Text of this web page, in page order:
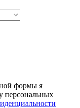
формы я
персональных